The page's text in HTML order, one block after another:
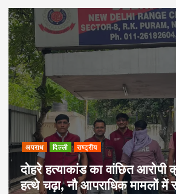
अपराध दिल्ली राष्ट्रीय
दोहरे हत्याकांड का वांछित आरोपी
हत्थे चढ़ा, नौ आपराधिक मामलों में